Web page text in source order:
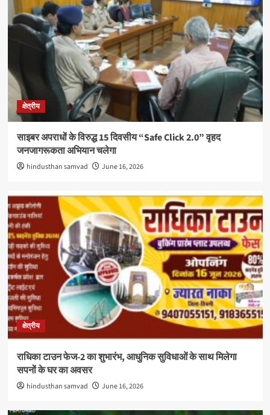
क्षेत्रीय
साइबर अपराधों के विरुद्ध 15 दिवसीय “Safe Click 2.0” वृहद
जनजागरूकता अभियान चलेगा
hindusthan samvad June 16, 2026
क्षेत्रीय
राधिका टाउन फेज-2 का शुभारंभ, आधुनिक सुविधाओं के साथ मिलेगा
सपनों के घर का अवसर
hindusthan samvad June 16, 2026